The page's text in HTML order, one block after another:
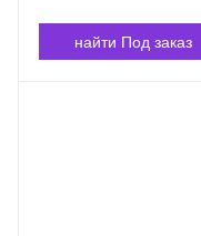
найти Под заказ